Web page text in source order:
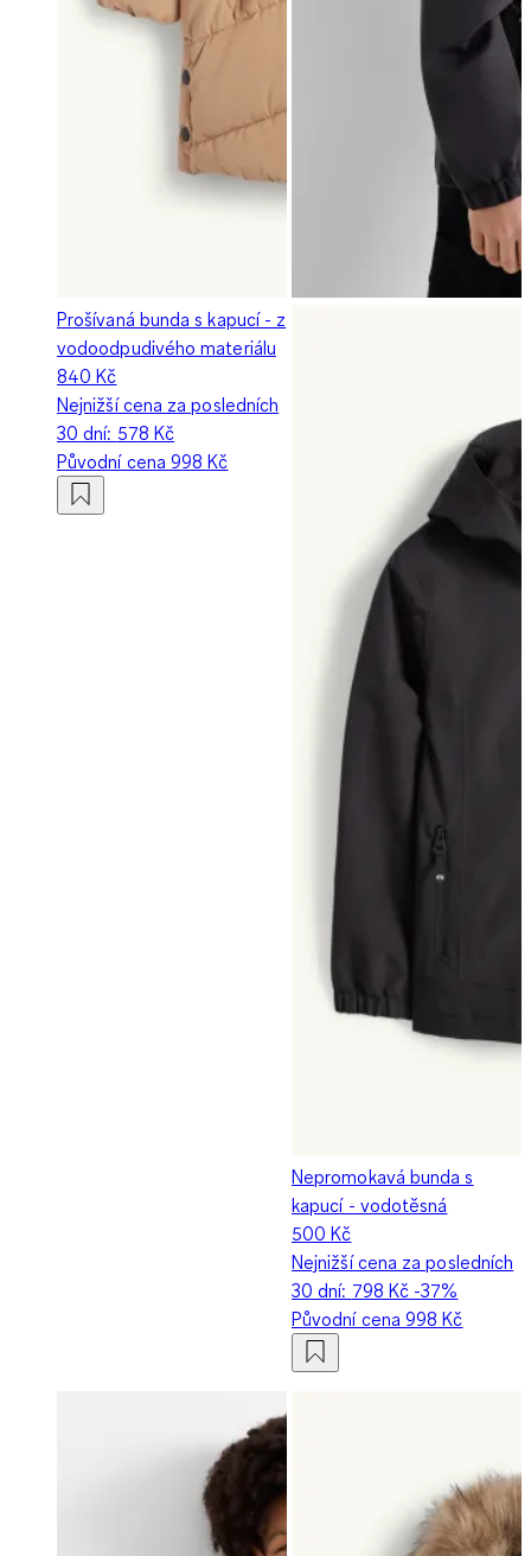
Prošívaná bunda s kapucí - z
vodoodpudivého materiálu
840 Kč
Nejnižší cena za posledních
30 dní: 578 Kč
Původní cena998 Kč
Nepromokavá bunda s
kapucí - vodotěsná
500 Kč
Nejnižší cena za posledních
30 dní: 798 Kč -37%
Původní cena998 Kč